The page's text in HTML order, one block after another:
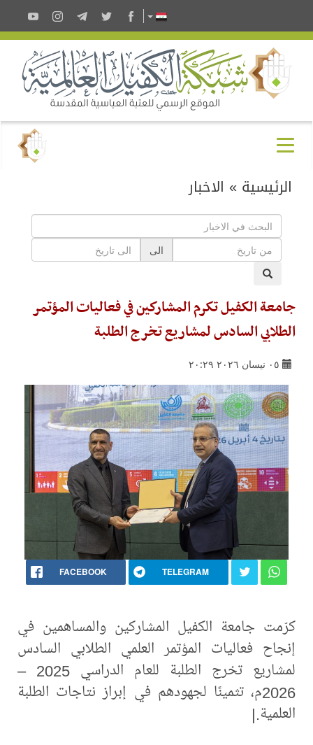
الرئيسية » الاخبار
الى
جامعة الكفيل تكرم المشاركين في فعاليات المؤتمر
الطلابي السادس لمشاريع تخرج الطلبة
٠٥ نيسان ٢٠٢٦ ٢٠:٢٩
FACEBOOK TELEGRAM
كرّمت جامعة الكفيل المشاركين والمساهمين في
إنجاح فعاليات المؤتمر العلمي الطلابي السادس
لمشاريع تخرج الطلبة للعام الدراسي 2025 –
2026م، تثمينًا لجهودهم في إبراز نتاجات الطلبة
العلمية.|